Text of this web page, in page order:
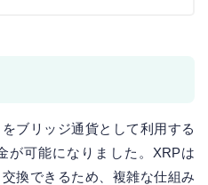
ブリッジ通貨として利用する
が可能になりました。XRPは
換できるため、複雑な仕組み